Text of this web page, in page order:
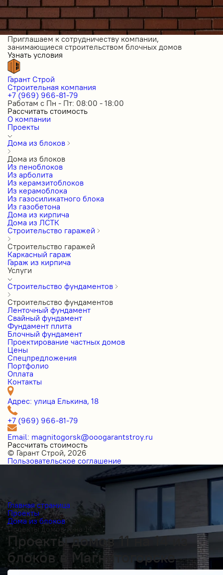
Приглашаем к сотрудничеству компании,
занимающиеся строительством блочных домов
Узнать условия
Гарант Строй
Строительная компания
+7 (969) 966-81-79
Работам с Пн - Пт: 08:00 - 18:00
Рассчитать стоимость
О компании
Проекты
Дома из блоков
Дома из блоков
Из пеноблоков
Из арболита
Из керамзитоблоков
Из керамоблока
Из газосиликатного блока
Из газобетона
Дома из кирпича
Дома из ЛСТК
Строительство гаражей
Строительство гаражей
Каркасный гараж
Гараж из кирпича
Услуги
Строительство фундаментов
Строительство фундаментов
Ленточный фундамент
Свайный фундамент
Фундамент плита
Блочный фундамент
Проектирование частных домов
Цены
Cпецпредложения
Портфолио
Оплата
Контакты
Адрес: улица Елькина, 18
+7 (969) 966-81-79
Email: magnitogorsk@ooogarantstroy.ru
Рассчитать стоимость
© Гарант Строй, 2026
Пользовательское соглашение
Главная страница
Проекты
Дома из блоков
Проекты домов 11 на 14
Проекты домов 11 на 14 из
блоков в Магнитогорске
Получить косультацию